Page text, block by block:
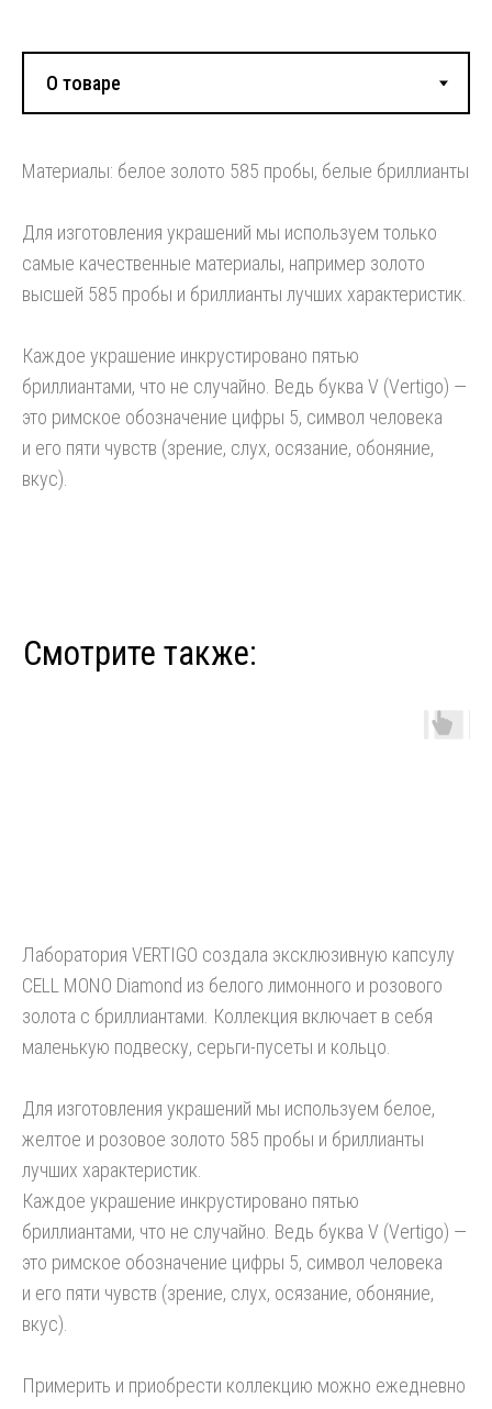
Материалы: белое золото 585 пробы, белые бриллианты
Для изготовления украшений мы используем только
самые качественные материалы, например золото
высшей 585 пробы и бриллианты лучших характеристик.
Каждое украшение инкрустировано пятью
бриллиантами, что не случайно. Ведь буква V (Vertigo) —
это римское обозначение цифры 5, символ человека
и его пяти чувств (зрение, слух, осязание, обоняние,
вкус).
Смотрите также:
Лаборатория VERTIGO создала эксклюзивную капсулу
CELL MONO Diamond из белого лимонного и розового
золота с бриллиантами. Коллекция включает в себя
маленькую подвеску, серьги-пусеты и кольцо.
Для изготовления украшений мы используем белое,
желтое и розовое золото 585 пробы и бриллианты
лучших характеристик.
Каждое украшение инкрустировано пятью
бриллиантами, что не случайно. Ведь буква V (Vertigo) —
это римское обозначение цифры 5, символ человека
и его пяти чувств (зрение, слух, осязание, обоняние,
вкус).
Примерить и приобрести коллекцию можно ежедневно